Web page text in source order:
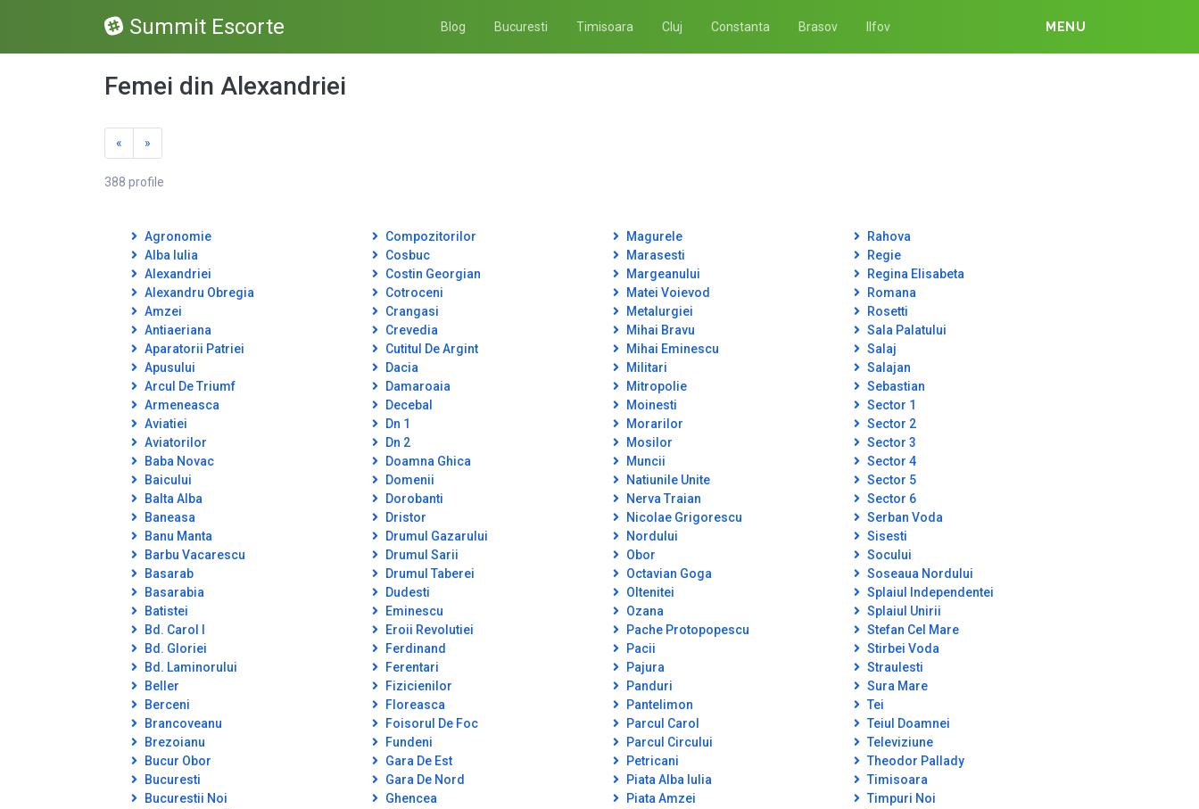
Summit Escorte Blog Bucuresti Timisoara Cluj Constanta Brasov Ilfov MENU
Femei din Alexandriei
« »
388 profile
Agronomie
Alba Iulia
Alexandriei
Alexandru Obregia
Amzei
Antiaeriana
Aparatorii Patriei
Apusului
Arcul De Triumf
Armeneasca
Aviatiei
Aviatorilor
Baba Novac
Baicului
Balta Alba
Baneasa
Banu Manta
Barbu Vacarescu
Basarab
Basarabia
Batistei
Bd. Carol I
Bd. Gloriei
Bd. Laminorului
Beller
Berceni
Brancoveanu
Brezoianu
Bucur Obor
Bucuresti
Bucurestii Noi
Compozitorilor
Cosbuc
Costin Georgian
Cotroceni
Crangasi
Crevedia
Cutitul De Argint
Dacia
Damaroaia
Decebal
Dn 1
Dn 2
Doamna Ghica
Domenii
Dorobanti
Dristor
Drumul Gazarului
Drumul Sarii
Drumul Taberei
Dudesti
Eminescu
Eroii Revolutiei
Ferdinand
Ferentari
Fizicienilor
Floreasca
Foisorul De Foc
Fundeni
Gara De Est
Gara De Nord
Ghencea
Magurele
Marasesti
Margeanului
Matei Voievod
Metalurgiei
Mihai Bravu
Mihai Eminescu
Militari
Mitropolie
Moinesti
Morarilor
Mosilor
Muncii
Natiunile Unite
Nerva Traian
Nicolae Grigorescu
Nordului
Obor
Octavian Goga
Oltenitei
Ozana
Pache Protopopescu
Pacii
Pajura
Panduri
Pantelimon
Parcul Carol
Parcul Circului
Petricani
Piata Alba Iulia
Piata Amzei
Rahova
Regie
Regina Elisabeta
Romana
Rosetti
Sala Palatului
Salaj
Salajan
Sebastian
Sector 1
Sector 2
Sector 3
Sector 4
Sector 5
Sector 6
Serban Voda
Sisesti
Socului
Soseaua Nordului
Splaiul Independentei
Splaiul Unirii
Stefan Cel Mare
Stirbei Voda
Straulesti
Sura Mare
Tei
Teiul Doamnei
Televiziune
Theodor Pallady
Timisoara
Timpuri Noi